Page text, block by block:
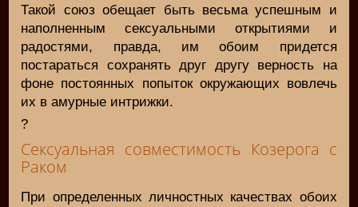
Такой союз обещает быть весьма успешным и
наполненным сексуальными открытиями и
радостями, правда, им обоим придется
постараться сохранять друг другу верность на
фоне постоянных попыток окружающих вовлечь
их в амурные интрижки.
?
Сексуальная совместимость Козерога с
Раком
При определенных личностных качествах обоих